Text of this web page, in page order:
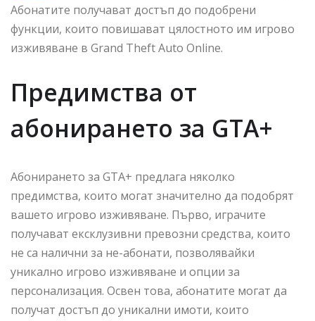
Абонатите получават достъп до подобрени
функции, които повишават цялостното им игрово
изживяване в Grand Theft Auto Online.
Предимства от
абонирането за GTA+
Абонирането за GTA+ предлага няколко
предимства, които могат значително да подобрят
вашето игрово изживяване. Първо, играчите
получават ексклузивни превозни средства, които
не са налични за не-абонати, позволявайки
уникално игрово изживяване и опции за
персонализация. Освен това, абонатите могат да
получат достъп до уникални имоти, които